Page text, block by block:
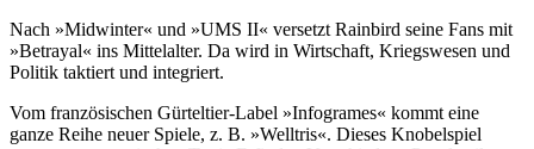
Nach »Midwinter« und »UMS II« versetzt Rainbird seine Fans mit
»Betrayal« ins Mittelalter. Da wird in Wirtschaft, Kriegswesen und
Politik taktiert und integriert.
Vom französischen Gürteltier-Label »Infogrames« kommt eine
ganze Reihe neuer Spiele, z. B. »Welltris«. Dieses Knobelspiel